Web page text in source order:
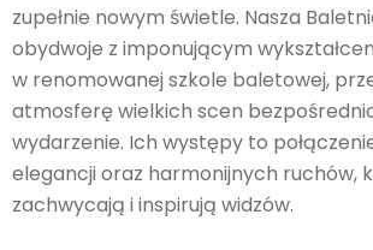
zupełnie nowym świetle. Nasza
obydwoje z imponującym
w renomowanej szkole baletowej,
atmosferę wielkich scen
wydarzenie. Ich występy to
elegancji oraz harmonijnych ruchów,
zachwycają i inspirują widzów.